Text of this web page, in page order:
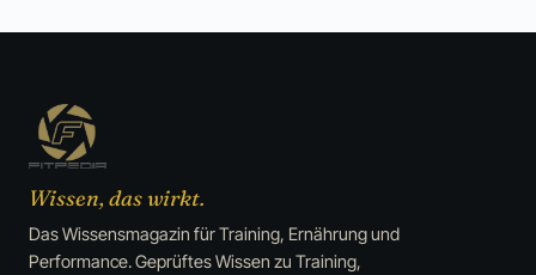
Wissen, das wirkt.
Das Wissensmagazin für Training, Ernährung und
Performance. Geprüftes Wissen zu Training,